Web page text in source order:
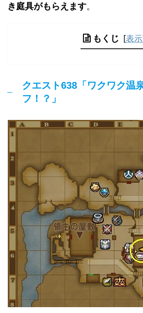
き庭具がもらえます。
もくじ [表示
クエスト638「ワクワク温
フ！？」